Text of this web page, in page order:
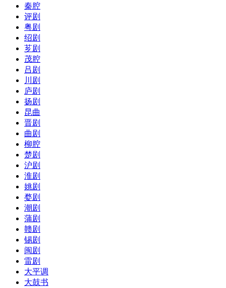
秦腔
评剧
粤剧
绍剧
芗剧
茂腔
吕剧
川剧
庐剧
扬剧
昆曲
晋剧
曲剧
柳腔
楚剧
沪剧
淮剧
姚剧
婺剧
潮剧
蒲剧
赣剧
锡剧
闽剧
雷剧
大平调
大鼓书